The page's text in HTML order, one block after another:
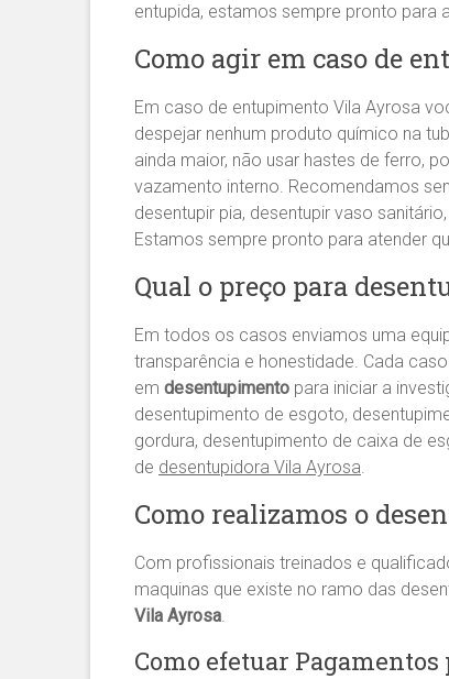
entupida, estamos sempre pronto para
Como agir em caso de
Em caso de entupimento Vila Ayrosa
despejar nenhum produto químico na
ainda maior, não usar hastes de ferro,
vazamento interno. Recomendamos
desentupir pia, desentupir vaso
Estamos sempre pronto para atender
Qual o preço para
Em todos os casos enviamos uma
transparência e honestidade. Cada
em desentupimento para iniciar a
desentupimento de esgoto,
gordura, desentupimento de caixa de
de desentupidora Vila Ayrosa.
Como realizamos o
Com profissionais treinados e
maquinas que existe no ramo das
Vila Ayrosa.
Como efetuar